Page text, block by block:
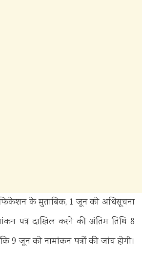
के मुताबिक, 1 जून को अधिसूचना
पत्र दाखिल करने की अंतिम तिथि 8
9 जून को नामांकन पत्रों की जांच होगी।